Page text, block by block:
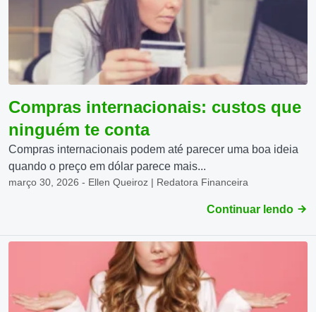
Compras internacionais: custos que
ninguém te conta
Compras internacionais podem até parecer uma boa ideia
quando o preço em dólar parece mais...
março 30, 2026 - Ellen Queiroz | Redatora Financeira
Continuar lendo